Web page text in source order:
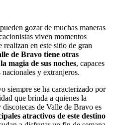
gozar de muchas maneras
viven momentos
realizan en este sitio de gran
de Bravo tiene otras
magia de sus noches, capaces
y extranjeros.
siempre se ha caracterizado por
que brinda a quienes la
de Valle de Bravo es
atractivos de este destino